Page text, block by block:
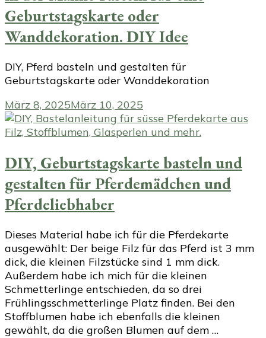
Geburtstagskarte oder
Wanddekoration. DIY Idee
DIY, Pferd basteln und gestalten für
Geburtstagskarte oder Wanddekoration
März 8, 2025März 10, 2025
DIY, Geburtstagskarte basteln und
gestalten für Pferdemädchen und
Pferdeliebhaber
Dieses Material habe ich für die Pferdekarte
ausgewählt: Der beige Filz für das Pferd ist 3 mm
dick, die kleinen Filzstücke sind 1 mm dick.
Außerdem habe ich mich für die kleinen
Schmetterlinge entschieden, da so drei
Frühlingsschmetterlinge Platz finden. Bei den
Stoffblumen habe ich ebenfalls die kleinen
gewählt, da die großen Blumen auf dem …